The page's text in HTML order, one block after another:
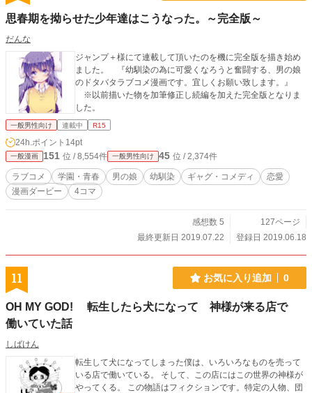
思春期を拗らせた少年達はこうなった。～完全版～
だんな
ジャンプ＋様にて連載して頂いたのを機に完全版を描き始め
ました。 『幼馴染の為に可愛くなろうと奮闘する、男の娘
のドタバタラブコメ漫画です。宜しくお願い致します。』
※以前描いた物を加筆修正し続編を加えた完全版となりま
した。
一般男性向け 連載中 R15
24h.ポイント 14pt
一般漫画 151 位 / 8,554件 一般男性向け 45 位 / 2,374件
ラブコメ 学園・青春 男の娘 幼馴染 ギャグ・コメディ
恋愛
漫画ダービー
4コマ
感想数 5
127ページ
最終更新日 2019.07.22
登録日 2019.06.18
11 お気に入り追加 0
OH MY GOD! 転生したら犬になって 神様が来る店で
働いていた話
しばけん
転生して犬になってしまった僕は、いろいろなものを売って
いる店で働いている。 そして、この店にはこの世界の神様が
やってくる。 この物語はフィクションです。特定の人物、団